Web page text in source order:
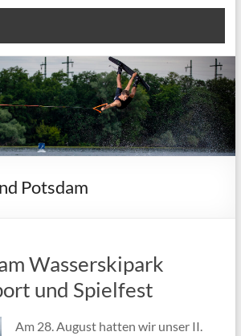
Potsdam
Wasserskipark
und Spielfest
Am 28. August hatten wir unser II.